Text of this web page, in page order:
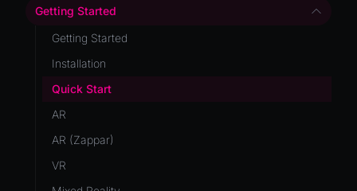
Custom Shaders
Getting Started
Getting Started
Installation
Quick Start
AR
AR (Zappar)
VR